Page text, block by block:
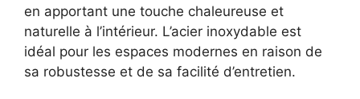
en apportant une touche chaleureuse et
naturelle à l’intérieur. L’acier inoxydable est
idéal pour les espaces modernes en raison de
sa robustesse et de sa facilité d’entretien.